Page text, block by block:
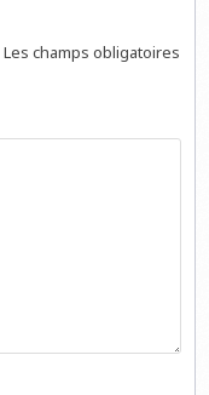
Les champs obligatoires